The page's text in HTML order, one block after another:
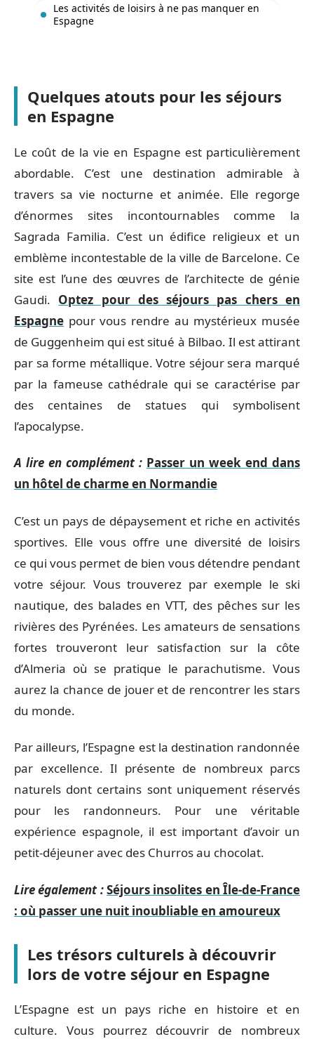
Les activités de loisirs à ne pas manquer en
Espagne
Quelques atouts pour les séjours
en Espagne
Le coût de la vie en Espagne est particulièrement
abordable. C’est une destination admirable à
travers sa vie nocturne et animée. Elle regorge
d’énormes sites incontournables comme la
Sagrada Familia. C’est un édifice religieux et un
emblème incontestable de la ville de Barcelone. Ce
site est l’une des œuvres de l’architecte de génie
Gaudi. Optez pour des séjours pas chers en
Espagne pour vous rendre au mystérieux musée
de Guggenheim qui est situé à Bilbao. Il est attirant
par sa forme métallique. Votre séjour sera marqué
par la fameuse cathédrale qui se caractérise par
des centaines de statues qui symbolisent
l’apocalypse.
A lire en complément : Passer un week end dans
un hôtel de charme en Normandie
C’est un pays de dépaysement et riche en activités
sportives. Elle vous offre une diversité de loisirs
ce qui vous permet de bien vous détendre pendant
votre séjour. Vous trouverez par exemple le ski
nautique, des balades en VTT, des pêches sur les
rivières des Pyrénées. Les amateurs de sensations
fortes trouveront leur satisfaction sur la côte
d’Almeria où se pratique le parachutisme. Vous
aurez la chance de jouer et de rencontrer les stars
du monde.
Par ailleurs, l’Espagne est la destination randonnée
par excellence. Il présente de nombreux parcs
naturels dont certains sont uniquement réservés
pour les randonneurs. Pour une véritable
expérience espagnole, il est important d’avoir un
petit-déjeuner avec des Churros au chocolat.
Lire également :Séjours insolites en Île-de-France
: où passer une nuit inoubliable en amoureux
Les trésors culturels à découvrir
lors de votre séjour en Espagne
L’Espagne est un pays riche en histoire et en
culture. Vous pourrez découvrir de nombreux